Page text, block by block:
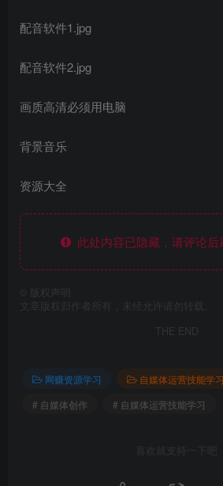
配音软件1.jpg
配音软件2.jpg
画质高清必须用电脑
背景音乐
资源大全
此处内容已隐藏，请评论后
版权声明
文章版权归作者所有，未经允许请勿转载。
THE END
网赚资源学习
自媒体运营技能学习
# 自媒体创作
# 自媒体运营技能学习
喜欢就支持一下吧